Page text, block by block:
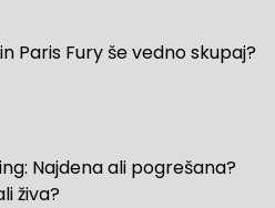
Paris Fury še vedno skupaj?
Najdena ali pogrešana?
živa?